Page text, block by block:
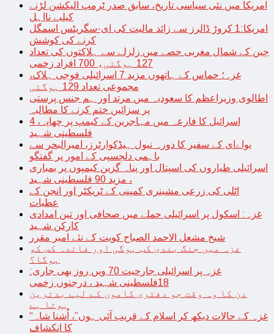
امریکا میں نئی سیاسی تاریخ، سابق صدر ٹرمپ الیکشن لڑنے
کیلیے نااہل
امریکا:1 کروڑ ڈالرز سے زائد مالیت کی ای-سگریٹس اسمگل
کرنے کی کوشش
چین کے شمال مغربی حصے میں زلزلے سے ہلاکتوں کی تعداد
127 ہوگئی، 700 افراد زخمی
غزہ؛ حماس کے ہاتھوں مزید 7 اسرائیلی فوجی ہلاک،
مجموعی تعداد 129 ہوگئی
اطالوی وزیراعظم کا سعودیہ میں مرتد اور ہم جنس پرستی
پر سزائیں ختم کرنے کا مطالبہ
اسرائیل کا فارعہ میں مہاجرین کے کیمپ پر چھاپہ، 4
فلسطینی شہید
یواےای کے سفیر کا دورہ نیول ہیڈکوارٹرز، امیرالبحر سے
باہمی دلچسپی کے امور پر گفتگو
اسرائیلی طیاروں کی اسپتال اور پناہ گزین کیمپوں پر بمباری
، مزید 90 فلسطینی شہید
اٹلی کی زرعی مشینری کمپنی کے ٹریکٹر اور انجن کے
عطیات
غزہ: اسکول پر اسرائیلی حملے میں صحافی اور تین امدادی
کارکن شہید
شیخ مشعل الاحمد الصباح کویت کے نئے امیر مقرر
غزہ میں جنگ بندی کب ہوگی اور فائدہ کس کو
ہوگا؟
غزہ پر اسرائیلی جارحیت 70 ویں روز بھی جاری:
18فلسطینی شہید ، درجنوں زخمی
دن کا وہ وقت جو دفتری کاموں کے لیے بدترین
ہوتا ہے
“غزہ کے حالات دیکھ کر اسلام کے قریب آئی ہوں”، اُشنا شاہ
کا انکشاف